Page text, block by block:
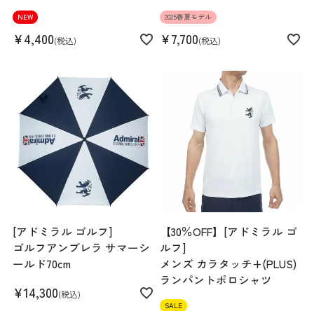
NEW
¥4,400 税込
2025春夏モデル
¥7,700 税込
[アドミラル ゴルフ]
ゴルフアンブレラ サマーシ
ールド70cm
¥14,300 税込
【30％OFF】[アドミラル ゴ
ルフ]
メンズ カラタッチ+(PLUS)
ランパントポロシャツ
SALE